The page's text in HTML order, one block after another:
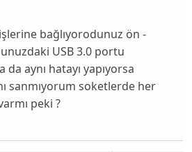
bağlıyorodunuz ön -
USB 3.0 portu
da aynı hatayı yapıyorsa
sanmıyorum soketlerde her
peki ?